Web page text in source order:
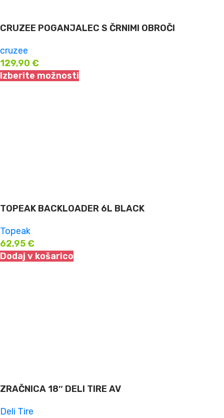
CRUZEE POGANJALEC S ČRNIMI OBROČI
cruzee
129,90 €
Izberite možnosti
TOPEAK BACKLOADER 6L BLACK
Topeak
62,95€
Dodaj v košarico
ZRAČNICA 18″ DELI TIRE AV
Deli Tire